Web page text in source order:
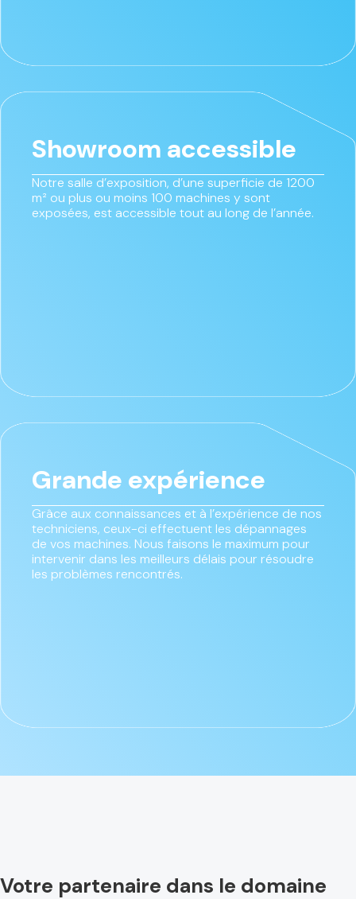
Showroom accessible
Notre salle d’exposition, d’une superficie de 1200
m² ou plus ou moins 100 machines y sont
exposées, est accessible tout au long de l’année.
Grande expérience
Grâce aux connaissances et à l’expérience de nos
techniciens, ceux-ci effectuent les dépannages
de vos machines. Nous faisons le maximum pour
intervenir dans les meilleurs délais pour résoudre
les problèmes rencontrés.
Votre partenaire dans le domaine